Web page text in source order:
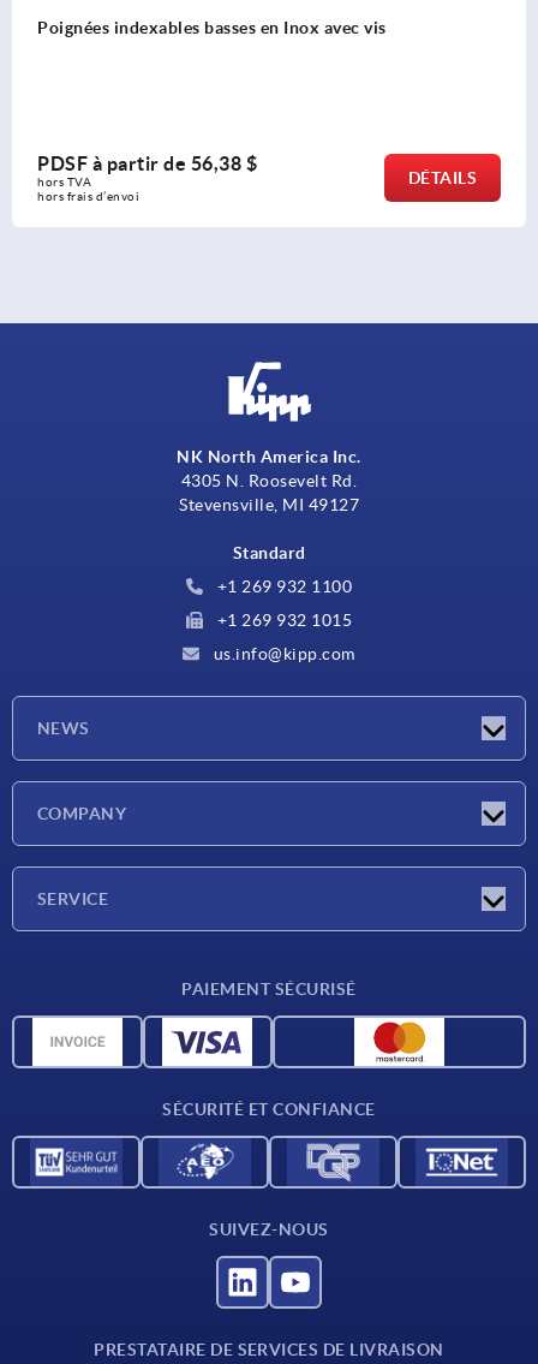
avec vis
DÉTAILS
Poignées indexables basses en
PDSF à partir de
NK North America Inc.
4305 N. Roosevelt Rd.
Stevensville, MI 49127
Standard
+1 269 932 1100
+1 269 932 1015
us.info@kipp.com
NEWS
COMPANY
SERVICE
Matériaux
PAIEMENT SÉCURISÉ
SÉCURITÉ ET CONFIANCE
SUIVEZ-NOUS
PRESTATAIRE DE SERVICES DE LIVRAISON